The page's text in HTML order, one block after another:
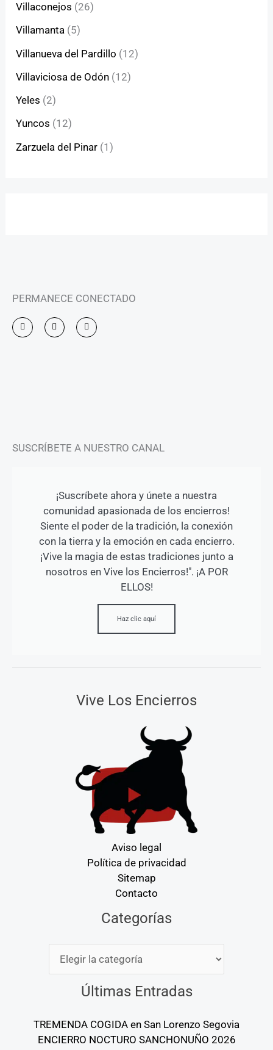
Villaconejos (26)
Villamanta (5)
Villanueva del Pardillo (12)
Villaviciosa de Odón (12)
Yeles (2)
Yuncos (12)
Zarzuela del Pinar (1)
PERMANECE CONECTADO
I
n
s
F
a
c
Y
o
u
SUSCRÍBETE A NUESTRO CANAL
¡Suscríbete ahora y únete a nuestra
comunidad apasionada de los encierros!
Siente el poder de la tradición, la conexión
con la tierra y la emoción en cada encierro.
¡Vive la magia de estas tradiciones junto a
nosotros en Vive los Encierros!". ¡A POR
ELLOS!
Haz clic aquí
Vive Los Encierros
Aviso legal
Política de privacidad
Sitemap
Contacto
Categorías
Últimas Entradas
TREMENDA COGIDA en San Lorenzo Segovia
ENCIERRO NOCTURO SANCHONUÑO 2026